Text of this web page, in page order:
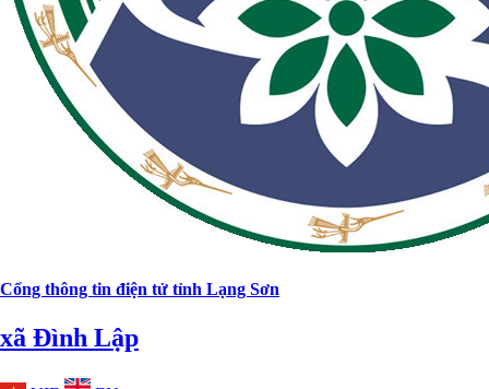
Cổng thông tin điện tử tỉnh Lạng Sơn
xã Đình Lập